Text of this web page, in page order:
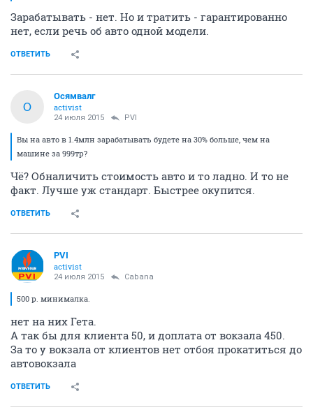
Зарабатывать - нет. Но и тратить - гарантированно
нет, если речь об авто одной модели.
ОТВЕТИТЬ
О
Осямвалг
activist
24 июля 2015 PVI
Вы на авто в 1.4млн зарабатывать будете на 30% больше, чем на
машине за 999тр?
Чё? Обналичить стоимость авто и то ладно. И то не
факт. Лучше уж стандарт. Быстрее окупится.
ОТВЕТИТЬ
PVI
activist
24 июля 2015 Cabana
500 р. минималка.
нет на них Гета.
А так бы для клиента 50, и доплата от вокзала 450.
За то у вокзала от клиентов нет отбоя прокатиться до
автовокзала
ОТВЕТИТЬ